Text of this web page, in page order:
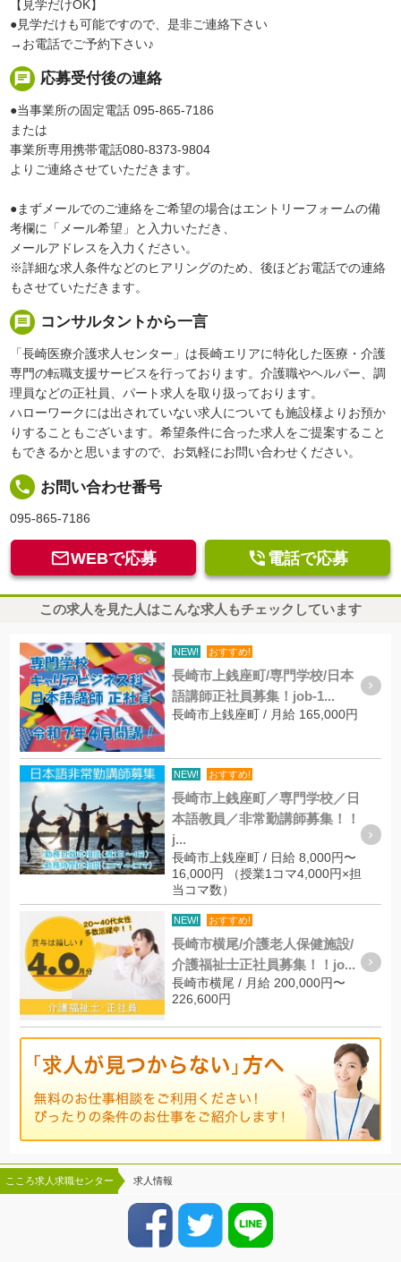
【見学だけOK】
●見学だけも可能ですので、是非ご連絡下さい
→お電話でご予約下さい♪
chat 応募受付後の連絡
●当事業所の固定電話 095-865-7186
または
事業所専用携帯電話080-8373-9804
よりご連絡させていただきます。
●まずメールでのご連絡をご希望の場合はエントリーフォームの備
考欄に「メール希望」と入力いただき、
メールアドレスを入力ください。
※詳細な求人条件などのヒアリングのため、後ほどお電話での連絡
もさせていただきます。
message コンサルタントから一言
「長崎医療介護求人センター」は長崎エリアに特化した医療・介護
専門の転職支援サービスを行っております。介護職やヘルパー、調
理員などの正社員、パート求人を取り扱っております。
ハローワークには出されていない求人についても施設様よりお預か
りすることもございます。希望条件に合った求人をご提案すること
もできるかと思いますので、お気軽にお問い合わせください。
local_phone お問い合わせ番号
095-865-7186
WEBで応募  電話で応募
この求人を見た人はこんな求人もチェックしています
NEW! おすすめ!
長崎市上銭座町/専門学校/日本
語講師正社員募集！job-1...
長崎市上銭座町 / 月給 165,000円
NEW! おすすめ!
長崎市上銭座町／専門学校／日
本語教員／非常勤講師募集！！
j...
長崎市上銭座町 / 日給 8,000円〜
16,000円 （授業1コマ4,000円×担
当コマ数）
NEW! おすすめ!
長崎市横尾/介護老人保健施設/
介護福祉士正社員募集！！jo...
長崎市横尾 / 月給 200,000円〜
226,600円
こころ求人求職センター 求人情報